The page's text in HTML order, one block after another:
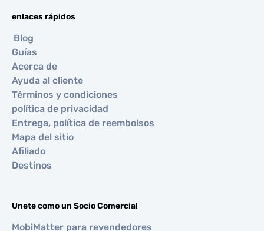
enlaces rápidos
Blog
Guías
Acerca de
Ayuda al cliente
Términos y condiciones
política de privacidad
Entrega, política de reembolsos
Mapa del sitio
Afiliado
Destinos
Unete como un Socio Comercial
MobiMatter para revendedores